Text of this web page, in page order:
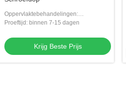
Oppervlaktebehandelingen:
Overdrukplaatje
Proeftijd: binnen 7-15 dagen
Krijg Beste Prijs